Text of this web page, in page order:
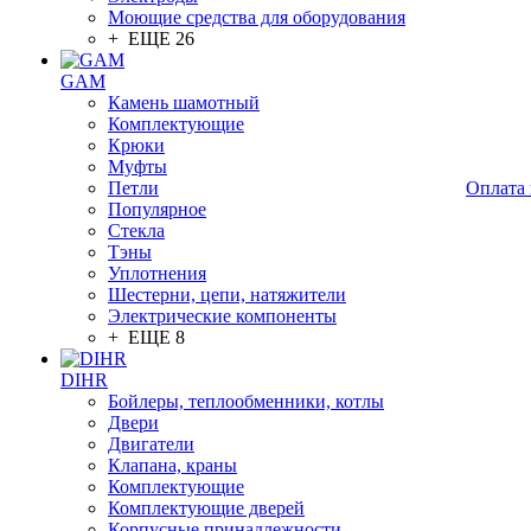
Моющие средства для оборудования
+ ЕЩЕ 26
GAM
Камень шамотный
Комплектующие
Крюки
Муфты
Петли
Популярное
Стекла
Тэны
Уплотнения
Шестерни, цепи, натяжители
Электрические компоненты
+ ЕЩЕ 8
DIHR
Бойлеры, теплообменники, котлы
Двери
Двигатели
Клапана, краны
Комплектующие
Комплектующие дверей
Оплата